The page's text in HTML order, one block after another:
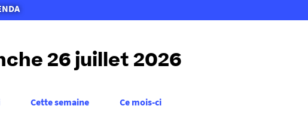
26 juillet 2026
Cette semaine Ce mois-ci